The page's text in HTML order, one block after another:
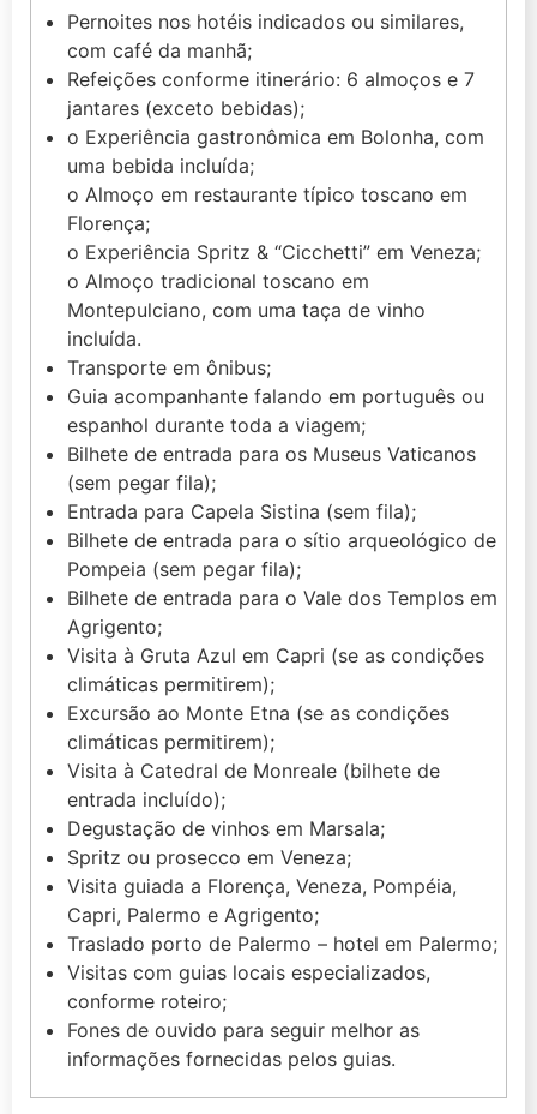
Pernoites nos hotéis indicados ou similares,
com café da manhã;
Refeições conforme itinerário: 6 almoços e 7
jantares (exceto bebidas);
o Experiência gastronômica em Bolonha, com
uma bebida incluída;
o Almoço em restaurante típico toscano em
Florença;
o Experiência Spritz & “Cicchetti” em Veneza;
o Almoço tradicional toscano em
Montepulciano, com uma taça de vinho
incluída.
Transporte em ônibus;
Guia acompanhante falando em português ou
espanhol durante toda a viagem;
Bilhete de entrada para os Museus Vaticanos
(sem pegar fila);
Entrada para Capela Sistina (sem fila);
Bilhete de entrada para o sítio arqueológico de
Pompeia (sem pegar fila);
Bilhete de entrada para o Vale dos Templos em
Agrigento;
Visita à Gruta Azul em Capri (se as condições
climáticas permitirem);
Excursão ao Monte Etna (se as condições
climáticas permitirem);
Visita à Catedral de Monreale (bilhete de
entrada incluído);
Degustação de vinhos em Marsala;
Spritz ou prosecco em Veneza;
Visita guiada a Florença, Veneza, Pompéia,
Capri, Palermo e Agrigento;
Traslado porto de Palermo – hotel em Palermo;
Visitas com guias locais especializados,
conforme roteiro;
Fones de ouvido para seguir melhor as
informações fornecidas pelos guias.